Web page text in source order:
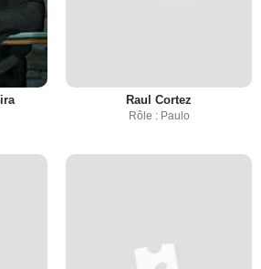
Raul Cortez
Rôle : Paulo